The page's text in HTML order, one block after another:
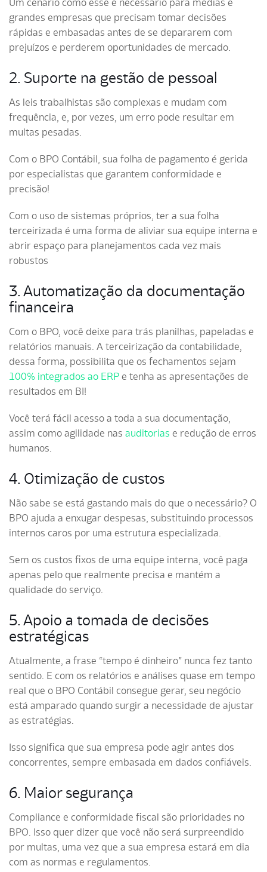
Um cenário como esse é necessário para médias e
grandes empresas que precisam tomar decisões
rápidas e embasadas antes de se depararem com
prejuízos e perderem oportunidades de mercado.
2. Suporte na gestão de pessoal
As leis trabalhistas são complexas e mudam com
frequência, e, por vezes, um erro pode resultar em
multas pesadas.
Com o BPO Contábil, sua folha de pagamento é gerida
por especialistas que garantem conformidade e
precisão!
Com o uso de sistemas próprios, ter a sua folha
terceirizada é uma forma de aliviar sua equipe interna e
abrir espaço para planejamentos cada vez mais
robustos
3. Automatização da documentação
financeira
Com o BPO, você deixe para trás planilhas, papeladas e
relatórios manuais. A terceirização da contabilidade,
dessa forma, possibilita que os fechamentos sejam
100% integrados ao ERP e tenha as apresentações de
resultados em BI!
Você terá fácil acesso a toda a sua documentação,
assim como agilidade nas auditorias e redução de erros
humanos.
4. Otimização de custos
Não sabe se está gastando mais do que o necessário? O
BPO ajuda a enxugar despesas, substituindo processos
internos caros por uma estrutura especializada.
Sem os custos fixos de uma equipe interna, você paga
apenas pelo que realmente precisa e mantém a
qualidade do serviço.
5. Apoio a tomada de decisões
estratégicas
Atualmente, a frase “tempo é dinheiro” nunca fez tanto
sentido. E com os relatórios e análises quase em tempo
real que o BPO Contábil consegue gerar, seu negócio
está amparado quando surgir a necessidade de ajustar
as estratégias.
Isso significa que sua empresa pode agir antes dos
concorrentes, sempre embasada em dados confiáveis.
6. Maior segurança
Compliance e conformidade fiscal são prioridades no
BPO. Isso quer dizer que você não será surpreendido
por multas, uma vez que a sua empresa estará em dia
com as normas e regulamentos.